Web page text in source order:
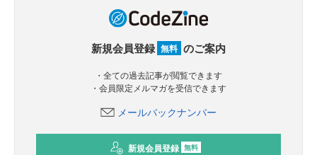
新規会員登録 無料 のご案内
・全ての過去記事が閲覧できます
・会員限定メルマガを受信できます
メールバックナンバー
新規会員登録 無料